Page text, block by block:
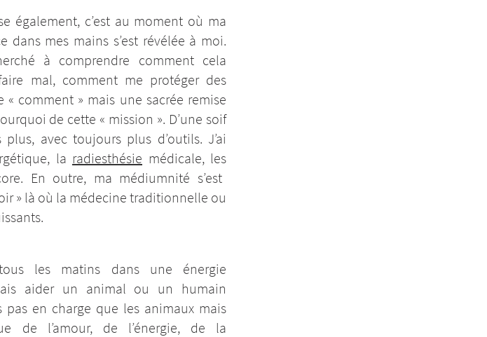
également, c’est au moment où ma
mes mains s’est révélée à moi.
à comprendre comment cela
mal, comment me protéger des
comment » mais une sacrée remise
de cette « mission ». D’une soif
avec toujours plus d’outils. J’ai
la radiesthésie médicale, les
En outre, ma médiumnité s’est
» là où la médecine traditionnelle ou
les matins dans une énergie
aider un animal ou un humain
en charge que les animaux mais
de l’amour, de l’énergie, de la